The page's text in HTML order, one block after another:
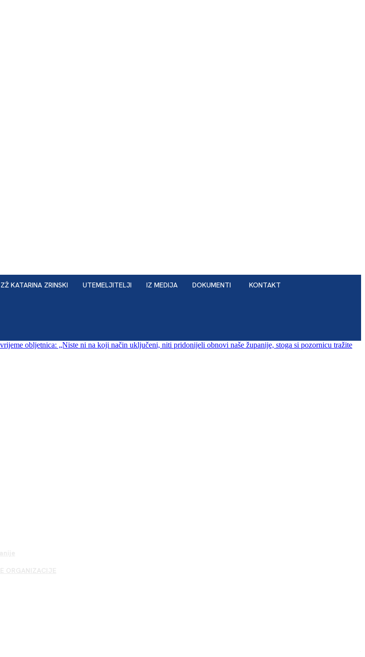
ZŽ KATARINA ZRINSKI UTEMELJITELJI IZ MEDIJA DOKUMENTI KONTAKT
obljetnica: „Niste ni na koji način uključeni, niti pridonijeli obnovi naše županije, stoga si pozornicu tražite